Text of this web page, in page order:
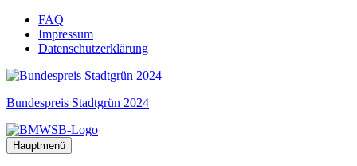
Zum
Inhalt
springen
FAQ
Impressum
Datenschutzerklärung
Bundespreis Stadtgrün 2024
Hauptmenü